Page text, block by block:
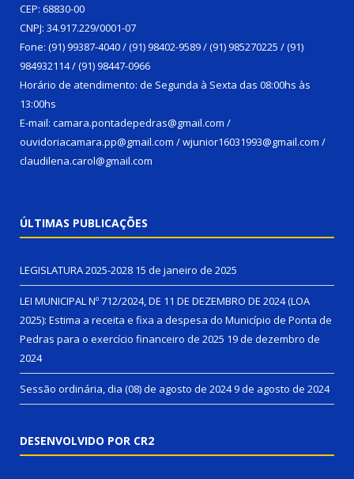
CEP: 68830-00
CNPJ: 34.917.229/0001-07
Fone: (91) 99387-4040 / (91) 98402-9589 / (91) 985270225 / (91)
984932114 / (91) 98447-0966
Horário de atendimento: de Segunda à Sexta das 08:00hs às
13:00hs
E-mail: camara.pontadepedras@gmail.com /
ouvidoriacamara.pp@gmail.com / wjunior16031993@gmail.com /
claudilena.carol@gmail.com
ÚLTIMAS PUBLICAÇÕES
LEGISLATURA 2025-2028 15 de janeiro de 2025
LEI MUNICIPAL Nº 712/2024, DE 11 DE DEZEMBRO DE 2024 (LOA
2025): Estima a receita e fixa a despesa do Município de Ponta de
Pedras para o exercício financeiro de 2025 19 de dezembro de
2024
Sessão ordinária, dia (08) de agosto de 20249 de agosto de 2024
DESENVOLVIDO POR CR2